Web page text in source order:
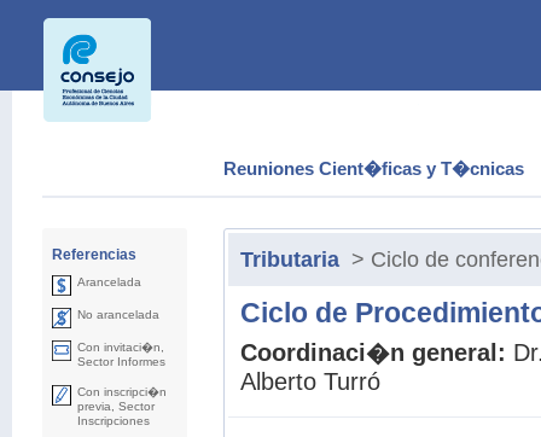
Reuniones Cient�ficas y T�cnicas
Referencias
Arancelada
No arancelada
Con invitaci�n,
Sector Informes
Con inscripci�n
previa, Sector
Inscripciones
Tributaria > Ciclo de
Ciclo de
Coordinaci�n general:
Alberto Turró